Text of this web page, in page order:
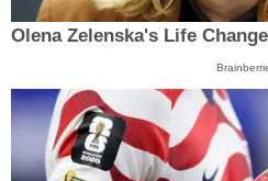
Olena Zelenska's Life